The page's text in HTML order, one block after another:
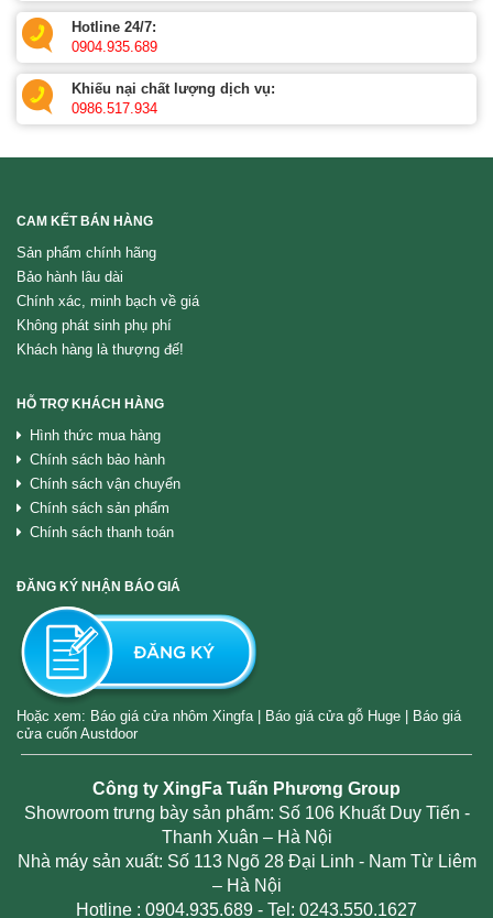
Hotline 24/7:
0904.935.689
Khiếu nại chất lượng dịch vụ:
0986.517.934
CAM KẾT BÁN HÀNG
Sản phẩm chính hãng
Bảo hành lâu dài
Chính xác, minh bạch về giá
Không phát sinh phụ phí
Khách hàng là thượng đế!
HỖ TRỢ KHÁCH HÀNG
Hình thức mua hàng
Chính sách bảo hành
Chính sách vận chuyển
Chính sách sản phẩm
Chính sách thanh toán
ĐĂNG KÝ NHẬN BÁO GIÁ
Hoặc xem: Báo giá cửa nhôm Xingfa | Báo giá cửa gỗ Huge | Báo giá
cửa cuốn Austdoor
Công ty XingFa Tuấn Phương Group
Showroom trưng bày sản phẩm: Số 106 Khuất Duy Tiến -
Thanh Xuân – Hà Nội
Nhà máy sản xuất: Số 113 Ngõ 28 Đại Linh - Nam Từ Liêm
– Hà Nội
Hotline : 0904.935.689 - Tel: 0243.550.1627